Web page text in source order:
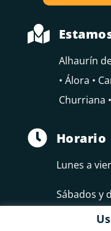

Alhaurín
• Álora •
Churriana
 Horario
Lunes a
Sábados y